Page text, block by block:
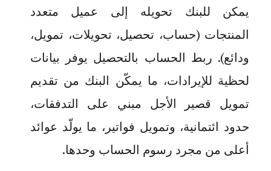
يمكن للبنك تحويله إلى عميل متعدد
المنتجات (حساب، تحصيل، تحويلات، تمويل،
ودائع). ربط الحساب بالتحصيل يوفر بيانات
لحظية للإيرادات، ما يمكّن البنك من تقديم
تمويل قصير الأجل مبني على التدفقات،
حدود ائتمانية، وتمويل فواتير، ما يولّد عوائد
أعلى من مجرد رسوم الحساب وحدها.